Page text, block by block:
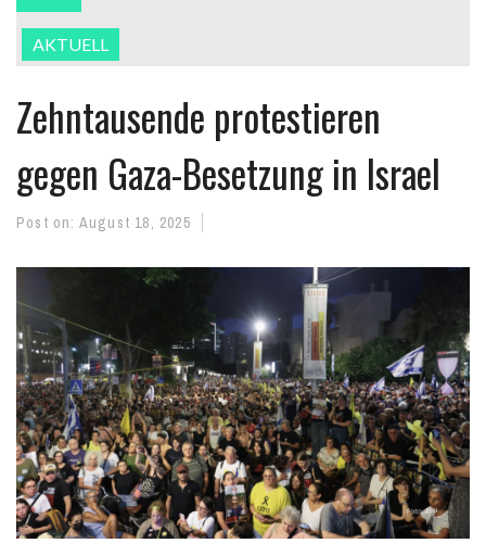
AKTUELL
Zehntausende protestieren
gegen Gaza-Besetzung in Israel
Post on: August 18, 2025